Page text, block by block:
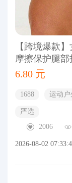
【跨境爆款
摩擦保护腿部
6.80 元
1688 运动户
严选
2006
2026-08-02